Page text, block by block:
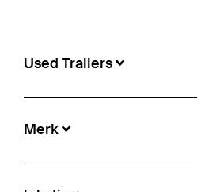
Used Trailers
Merk
Used Trailers
lokatie:Witchurch